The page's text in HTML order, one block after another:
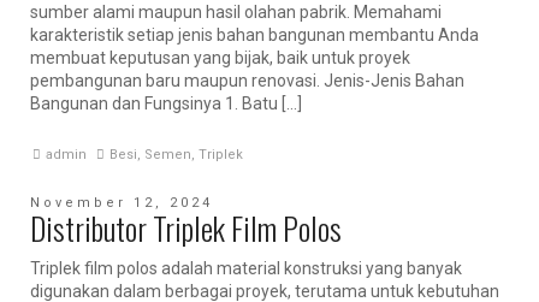
sumber alami maupun hasil olahan pabrik. Memahami
karakteristik setiap jenis bahan bangunan membantu Anda
membuat keputusan yang bijak, baik untuk proyek
pembangunan baru maupun renovasi. Jenis-Jenis Bahan
Bangunan dan Fungsinya 1. Batu […]
admin Besi, Semen,Triplek
November 12, 2024
Distributor Triplek Film Polos
Triplek film polos adalah material konstruksi yang banyak
digunakan dalam berbagai proyek, terutama untuk kebutuhan